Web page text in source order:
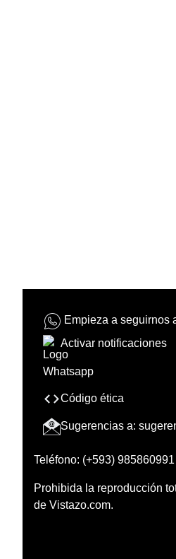
Empieza a seguirnos
Activar notificaciones
Código ética
Sugerencias a:
Teléfono: (+593)
Prohibida la reproducción
de Vistazo.com.